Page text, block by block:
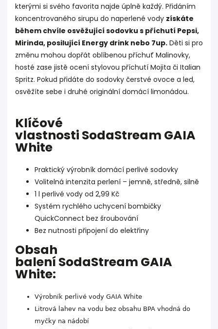
kterými si svého favorita najde úplně každý. Přidáním
koncentrovaného sirupu do naperlené vody získáte
během chvíle osvěžující sodovku s příchutí Pepsi,
Mirinda, posilující Energy drink nebo 7up. Děti si pro
změnu mohou dopřát oblíbenou příchuť Malinovky,
hosté zase jistě ocení stylovou příchutí Mojita či Italian
Spritz. Pokud přidáte do sodovky čerstvé ovoce a led,
osvěžíte sebe i druhé originální domácí limonádou.
Klíčové
vlastnosti SodaStream GAIA
White
Praktický výrobník domácí perlivé sodovky
Volitelná intenzita perlení – jemně, středně, silně
1 l perlivé vody od 2,99 Kč
Systém rychlého uchycení bombičky
QuickConnect bez šroubování
Bez nutnosti připojení do elektřiny
Obsah
balení SodaStream GAIA
White:
Výrobník perlivé vody GAIA White
Litrová lahev na vodu bez obsahu BPA vhodná do
myčky na nádobí